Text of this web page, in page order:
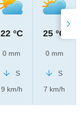
22 °C
0 mm
S
9 km/h
25 °C
0 mm
S
7 km/h